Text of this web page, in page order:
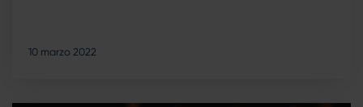
10 marzo 2022